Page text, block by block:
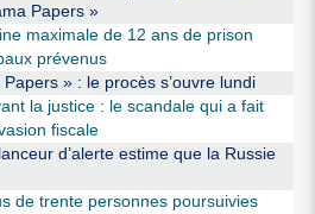
Papers »
maximale de 12 ans de prison
prévenus
» : le procès s’ouvre lundi
la justice : le scandale qui a fait
fiscale
d’alerte estime que la Russie
de trente personnes poursuivies